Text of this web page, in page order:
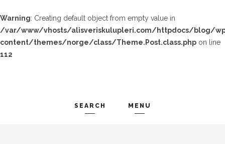
Warning: Creating default object from empty value in
/var/www/vhosts/alisveriskulupleri.com/httpdocs/blog/
content/themes/norge/class/Theme.Post.class.php on line
112
SEARCH MENU